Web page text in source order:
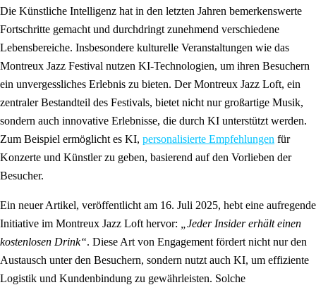
Die Künstliche Intelligenz hat in den letzten Jahren bemerkenswerte
Fortschritte gemacht und durchdringt zunehmend verschiedene
Lebensbereiche. Insbesondere kulturelle Veranstaltungen wie das
Montreux Jazz Festival nutzen KI-Technologien, um ihren Besuchern
ein unvergessliches Erlebnis zu bieten. Der Montreux Jazz Loft, ein
zentraler Bestandteil des Festivals, bietet nicht nur großartige Musik,
sondern auch innovative Erlebnisse, die durch KI unterstützt werden.
Zum Beispiel ermöglicht es KI, personalisierte Empfehlungen für
Konzerte und Künstler zu geben, basierend auf den Vorlieben der
Besucher.
Ein neuer Artikel, veröffentlicht am 16. Juli 2025, hebt eine aufregende
Initiative im Montreux Jazz Loft hervor:
„Jeder Insider erhält einen
kostenlosen Drink“. Diese Art von Engagement fördert nicht nur den
Austausch unter den Besuchern, sondern nutzt auch KI, um effiziente
Logistik und Kundenbindung zu gewährleisten. Solche